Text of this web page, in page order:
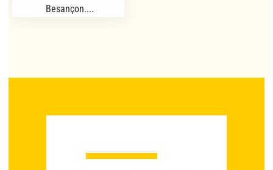
Besançon....